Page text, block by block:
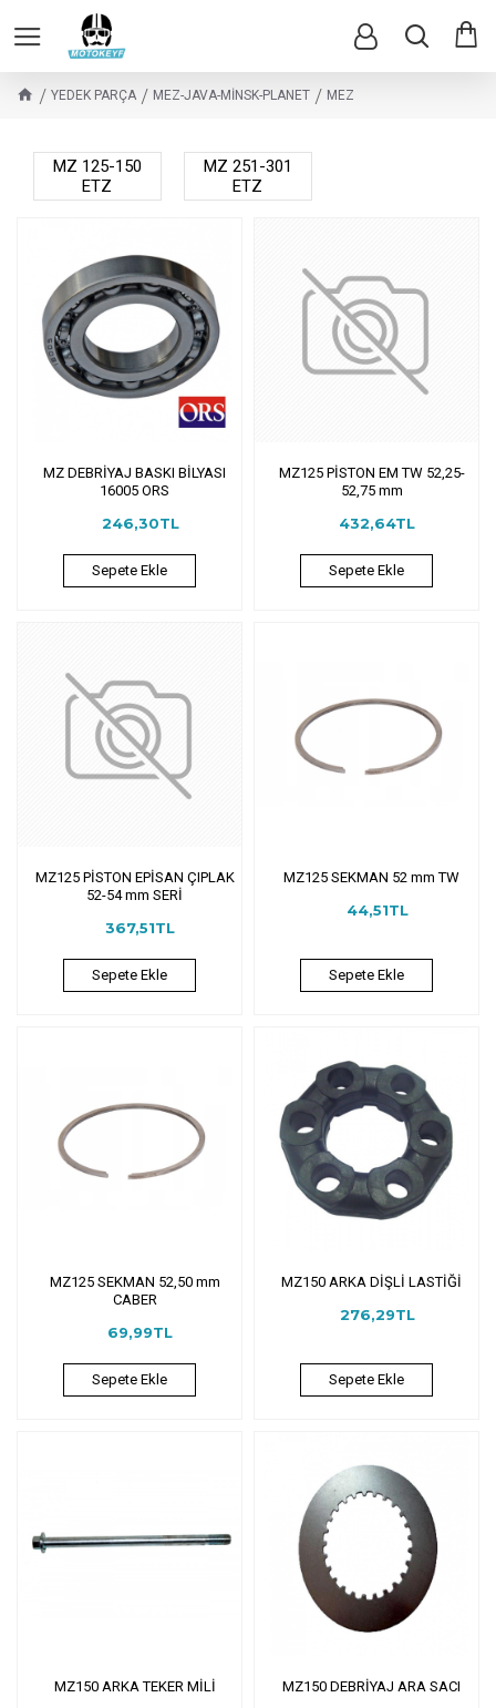
YEDEK PARÇA MEZ-JAVA-MİNSK-PLANET MEZ
MZ 125-150
ETZ
MZ 251-301
ETZ
MZ DEBRİYAJ BASKI BİLYASI
16005 ORS
246,30TL
Sepete Ekle
MZ125 PİSTON EM TW 52,25-
52,75 mm
432,64TL
Sepete Ekle
MZ125 PİSTON EPİSAN ÇIPLAK
52-54 mm SERİ
367,51TL
Sepete Ekle
MZ125 SEKMAN 52 mm TW
44,51TL
Sepete Ekle
MZ125 SEKMAN 52,50 mm
CABER
69,99TL
Sepete Ekle
MZ150 ARKA DİŞLİ LASTİĞİ
276,29TL
Sepete Ekle
MZ150 ARKA TEKER MİLİ MZ150 DEBRİYAJ ARA SACI